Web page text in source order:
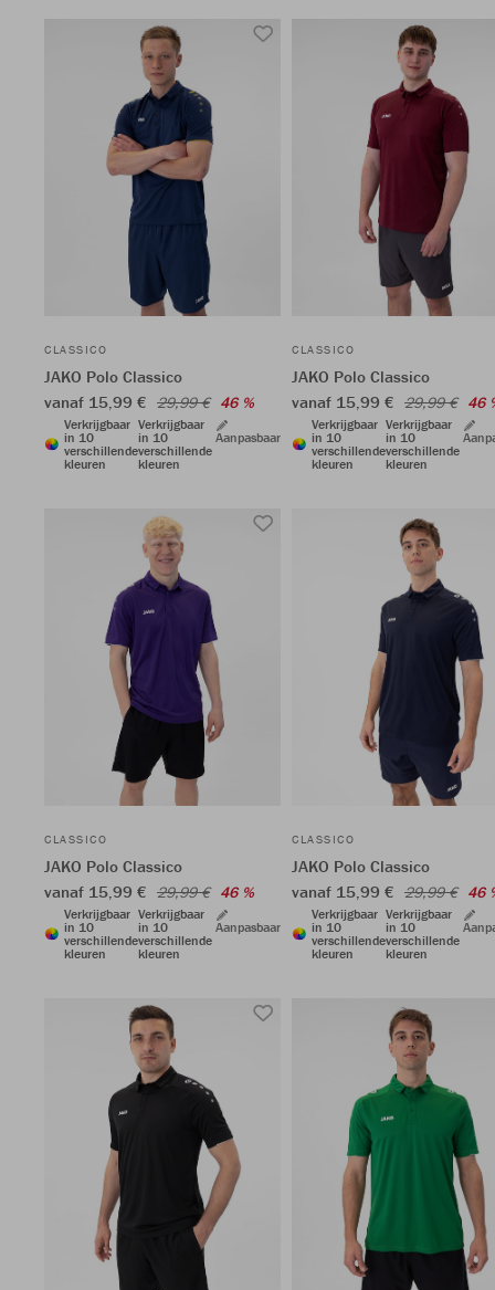
CLASSICO
JAKO Polo Classico
vanaf 15,99 € 29,99 € 46 %
Verkrijgbaar
in 10
verschillende
kleuren
Verkrijgbaar
in 10
verschillende
kleuren
Aanpasbaar
CLASSICO
JAKO Polo Classico
vanaf 15,99 € 29,99 € 46
Verkrijgbaar
in 10
verschillende
kleuren
Verkrijgbaar
in 10
verschillende
kleuren
CLASSICO
JAKO Polo Classico
vanaf 15,99 € 29,99 € 46 %
Verkrijgbaar
in 10
verschillende
kleuren
Verkrijgbaar
in 10
verschillende
kleuren
Aanpasbaar
CLASSICO
JAKO Polo Classico
vanaf 15,99 € 29,99 € 46
Verkrijgbaar
in 10
verschillende
kleuren
Verkrijgbaar
in 10
verschillende
kleuren